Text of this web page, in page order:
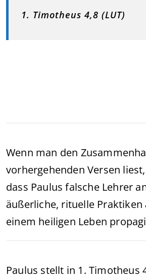
1. Timotheus 4,8 (LUT)
Wenn man den
vorhergehenden Versen
dass Paulus falsche Lehrer
äußerliche, rituelle Praktiken
einem heiligen Leben
Paulus stellt in 1. Timotheus